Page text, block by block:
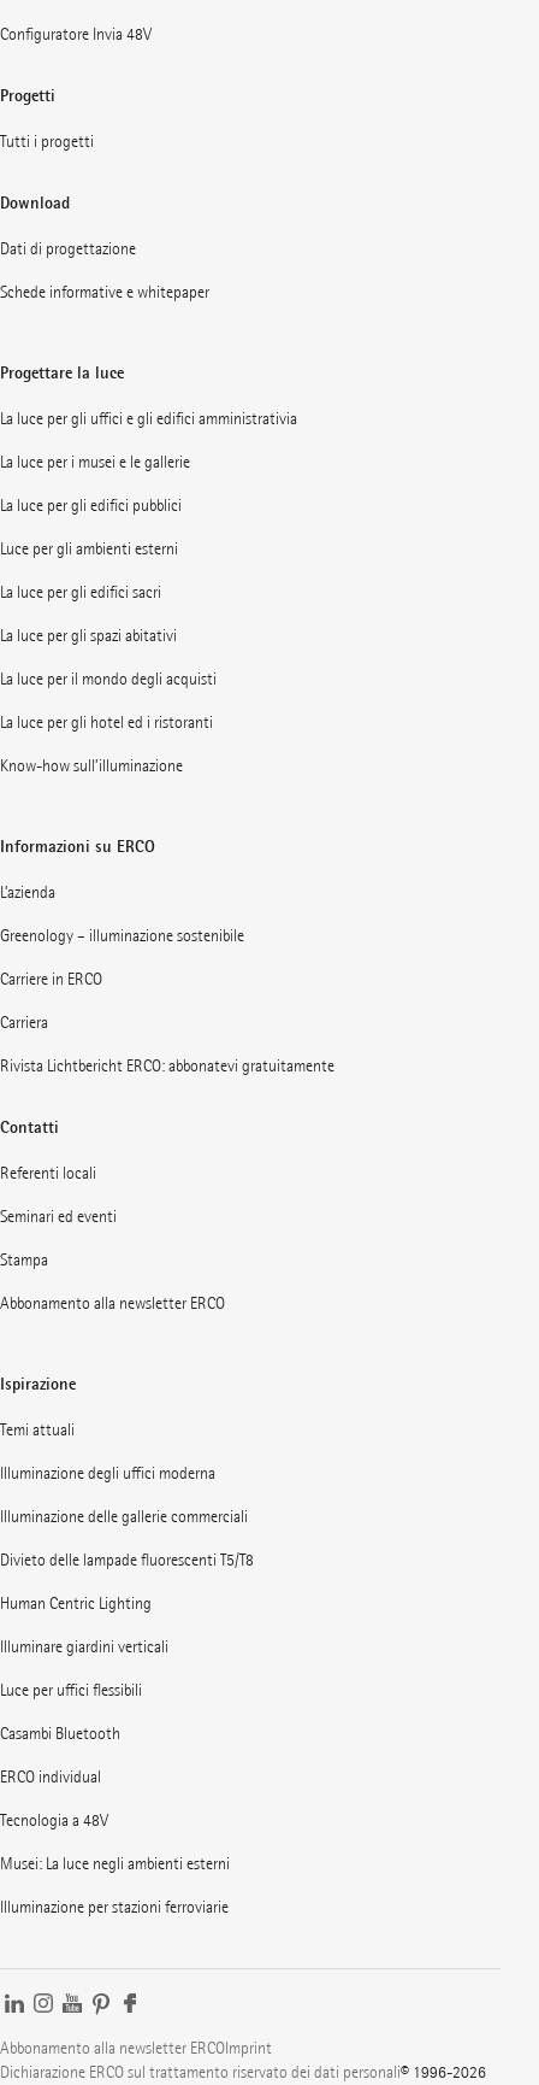
Configuratore Invia 48V
Progetti
Tutti i progetti
Download
Dati di progettazione
Schede informative e whitepaper
Progettare la luce
La luce per gli uffici e gli edifici amministrativia
La luce per i musei e le gallerie
La luce per gli edifici pubblici
Luce per gli ambienti esterni
La luce per gli edifici sacri
La luce per gli spazi abitativi
La luce per il mondo degli acquisti
La luce per gli hotel ed i ristoranti
Know-how sull’illuminazione
Informazioni su ERCO
L’azienda
Greenology – illuminazione sostenibile
Carriere in ERCO
Carriera
Rivista Lichtbericht ERCO: abbonatevi gratuitamente
Contatti
Referenti locali
Seminari ed eventi
Stampa
Abbonamento alla newsletter ERCO
Ispirazione
Temi attuali
Illuminazione degli uffici moderna
Illuminazione delle gallerie commerciali
Divieto delle lampade fluorescenti T5/T8
Human Centric Lighting
Illuminare giardini verticali
Luce per uffici flessibili
Casambi Bluetooth
ERCO individual
Tecnologia a 48V
Musei: La luce negli ambienti esterni
Illuminazione per stazioni ferroviarie
Abbonamento alla newsletter ERCOImprint
Dichiarazione ERCO sul trattamento riservato dei dati personali© 1996-2026